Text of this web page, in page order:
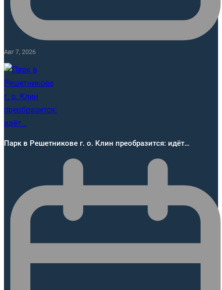
Авг 7, 2026
Парк в Решетникове г. о. Клин преобразится: идёт…